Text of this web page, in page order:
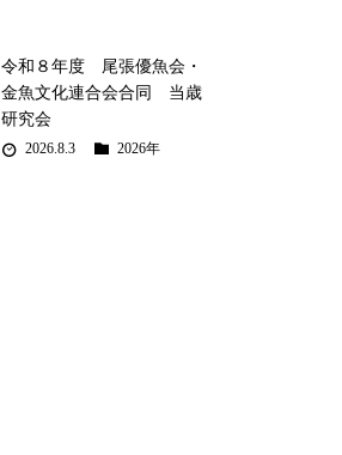
令和８年度 尾張優魚会・
金魚文化連合会合同 当歳
研究会
2026.8.3 2026年